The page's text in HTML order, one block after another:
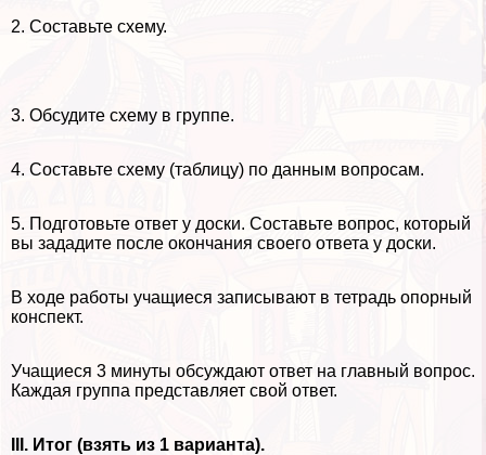
2. Составьте схему.
3. Обсудите схему в группе.
4. Составьте схему (таблицу) по данным вопросам.
5. Подготовьте ответ у доски. Составьте вопрос, который
вы зададите после окончания своего ответа у доски.
В ходе работы учащиеся записывают в тетрадь опopный
конспект.
Учащиеся 3 минуты обсуждают ответ на главный вопрос.
Каждая группа представляет свой ответ.
III. Итог (взять из 1 варианта).